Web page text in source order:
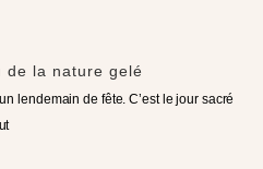
lendemain de fête. C’est le jour sacré